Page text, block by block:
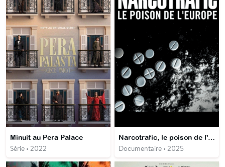
Minuit au Pera Palace
Série • 2022
Narcotrafic, le poison de l'Europe
Documentaire • 2025